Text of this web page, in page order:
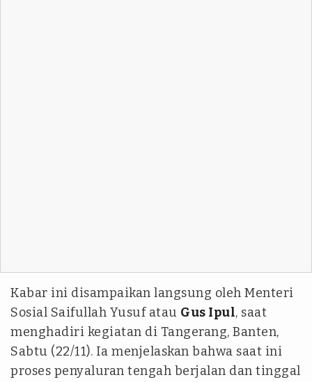
Kabar ini disampaikan langsung oleh Menteri
Sosial Saifullah Yusuf atau Gus Ipul, saat
menghadiri kegiatan di Tangerang, Banten,
Sabtu (22/11). Ia menjelaskan bahwa saat ini
proses penyaluran tengah berjalan dan tinggal